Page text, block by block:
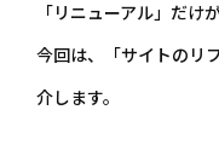
「リニューアル」だけ
今回は、「サイトのリ
介します。